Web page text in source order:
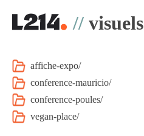
// visuels
affiche-expo/
conference-mauricio/
conference-poules/
vegan-place/